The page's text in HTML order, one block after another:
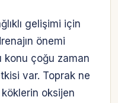
gelişimi için
önemi
konu çoğu zaman
var. Toprak ne
köklerin oksijen